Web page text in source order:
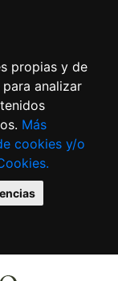
propias y de
analizar
Más
cookies y/o